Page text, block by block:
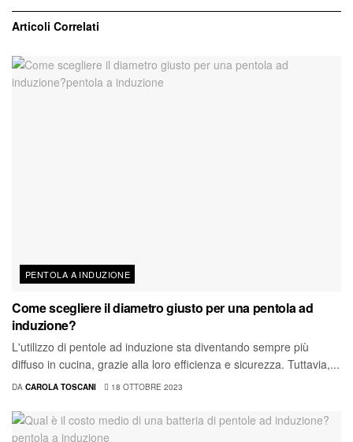
Articoli Correlati
PENTOLA A INDUZIONE
Come scegliere il diametro giusto per una pentola ad
induzione?
L'utilizzo di pentole ad induzione sta diventando sempre più
diffuso in cucina, grazie alla loro efficienza e sicurezza. Tuttavia,...
DA CAROLA TOSCANI 18 OTTOBRE 2023